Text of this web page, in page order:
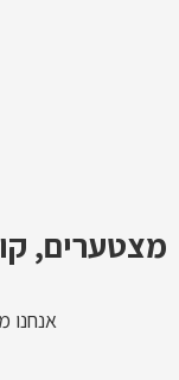
מצטערים,
אנחנו